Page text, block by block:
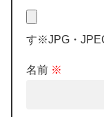
す※JPG・
名前 ※